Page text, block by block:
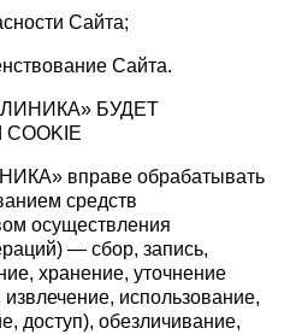
Сайта;
Сайта.
БУДЕТ
вправе обрабатывать
средств
осуществления
— сбор, запись,
хранение, уточнение
использование,
доступ), обезличивание,